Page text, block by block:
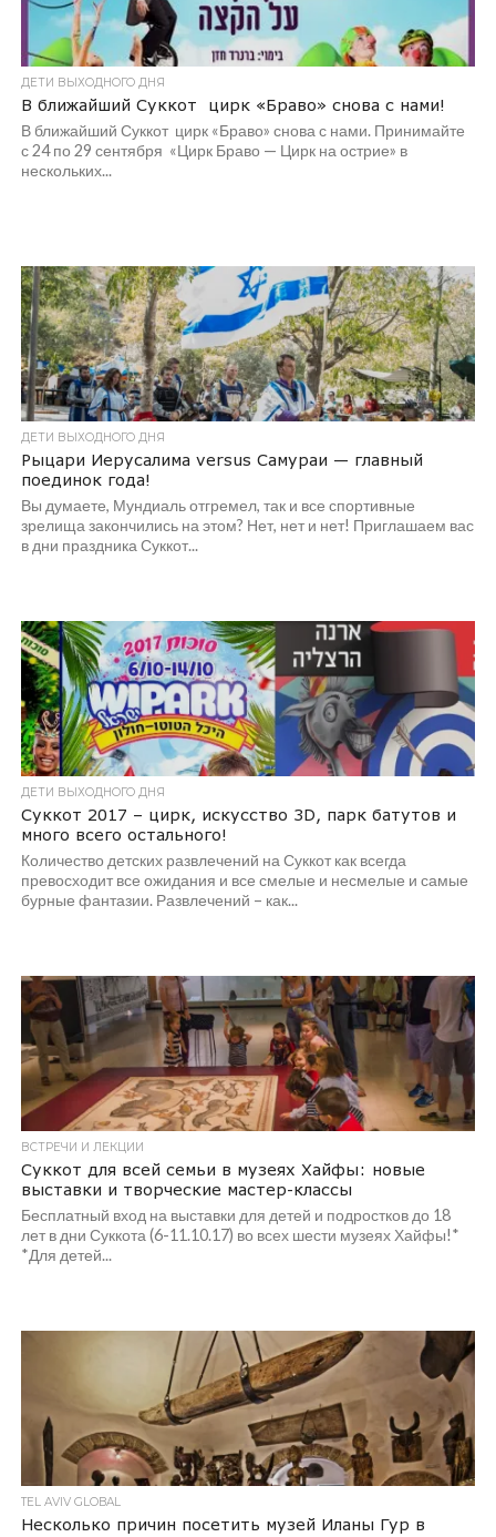
ДЕТИ ВЫХОДНОГО ДНЯ
В ближайший Суккот цирк «Браво» снова с нами!
В ближайший Суккот цирк «Браво» снова с нами. Принимайте
с 24 по 29 сентября «Цирк Браво — Цирк на острие» в
нескольких...
ДЕТИ ВЫХОДНОГО ДНЯ
Рыцари Иерусалима versus Самураи — главный
поединок года!
Вы думаете, Мундиаль отгремел, так и все спортивные
зрелища закончились на этом? Нет, нет и нет! Приглашаем вас
в дни праздника Суккот...
ДЕТИ ВЫХОДНОГО ДНЯ
Суккот 2017 – цирк, искусство 3D, парк батутов и
много всего остального!
Количество детских развлечений на Суккот как всегда
превосходит все ожидания и все смелые и несмелые и самые
бурные фантазии. Развлечений – как...
ВСТРЕЧИ И ЛЕКЦИИ
Суккот для всей семьи в музеях Хайфы: новые
выставки и творческие мастер-классы
Бесплатный вход на выставки для детей и подростков до 18
лет в дни Суккота (6-11.10.17) во всех шести музеях Хайфы!*
*Для детей...
TEL AVIV GLOBAL
Несколько причин посетить музей Иланы Гур в